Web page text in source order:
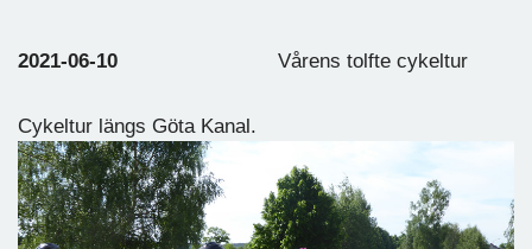
2021-06-10 Vårens tolfte cykeltur
Cykeltur längs Göta Kanal.